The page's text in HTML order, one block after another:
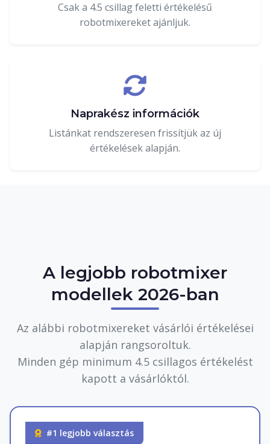
Csak a 4.5 csillag feletti értékelésű
robotmixereket ajánljuk.
Naprakész információk
Listánkat rendszeresen frissítjük az új
értékelések alapján.
A legjobb robotmixer
modellek 2026-ban
Az alábbi robotmixereket vásárlói értékelései
alapján rangsoroltuk.
Minden gép minimum 4.5 csillagos értékelést
kapott a vásárlóktól.
#1 legjobb választás